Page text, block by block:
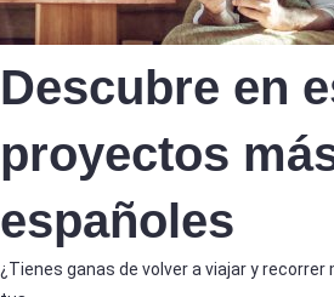
Descubre en
proyectos
españoles
¿Tienes ganas de volver a viajar y